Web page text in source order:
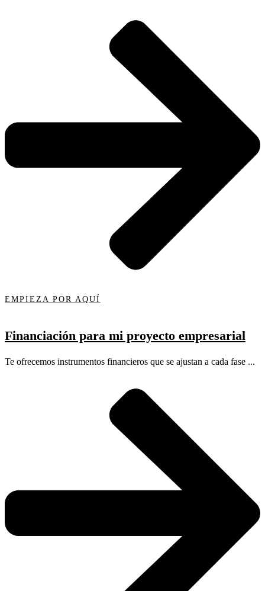
EMPIEZA POR AQUÍ
Financiación para mi proyecto empresarial
Te ofrecemos instrumentos financieros que se ajustan a cada fase ...